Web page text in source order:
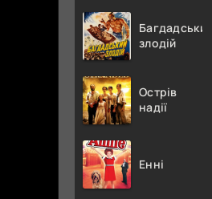
Багдадський
злодій
Острів
надії
Енні